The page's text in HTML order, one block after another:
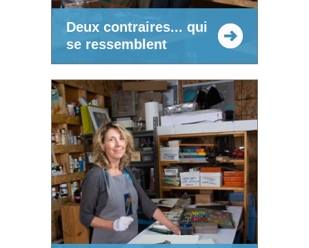
Deux contraires... qui
se ressemblent